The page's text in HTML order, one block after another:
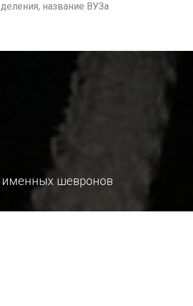
название ВУЗа
шевронов